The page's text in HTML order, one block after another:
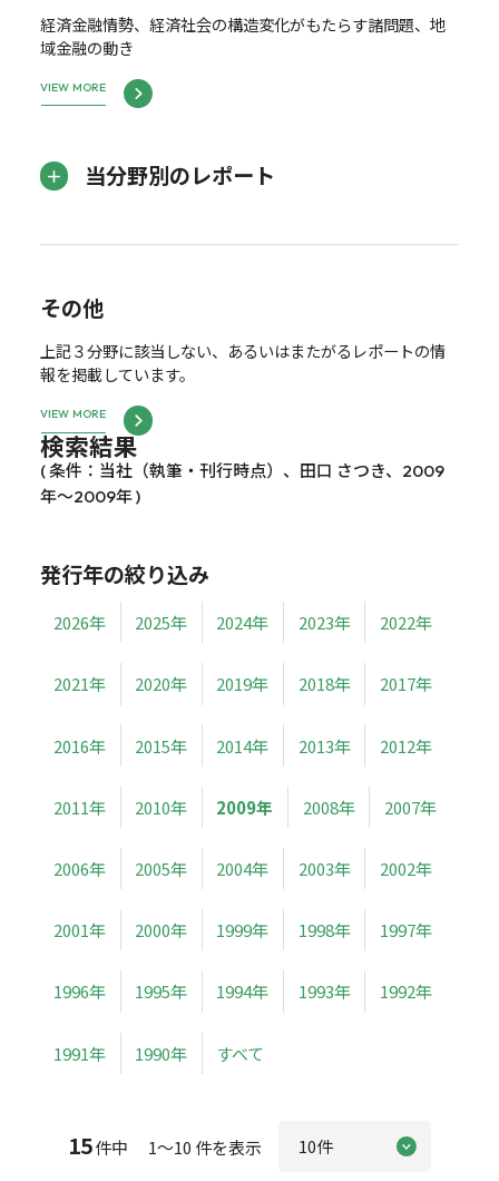
経済金融情勢、経済社会の構造変化がもたらす諸問題、地
域金融の動き
VIEW MORE
当分野別のレポート
その他
上記３分野に該当しない、あるいはまたがるレポートの情
報を掲載しています。
VIEW MORE
検索結果
( 条件：当社（執筆・刊行時点）、田口 さつき、2009
年～2009年 )
発行年の絞り込み
2026年 2025年 2024年 2023年 2022年
2021年 2020年 2019年 2018年 2017年
2016年 2015年 2014年 2013年 2012年
2011年 2010年 2009年 2008年 2007年
2006年 2005年 2004年 2003年 2002年
2001年 2000年 1999年 1998年 1997年
1996年 1995年 1994年 1993年 1992年
1991年 1990年 すべて
15件中 1～10 件を表示